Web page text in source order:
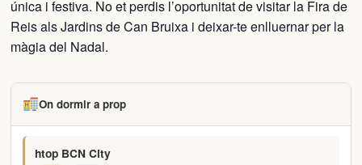
única i festiva. No et perdis l’oportunitat de visitar la Fira de
Reis als Jardins de Can Bruixa i deixar-te enlluernar per la
màgia del Nadal.
On dormir a prop
htop BCN City